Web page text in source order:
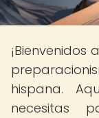
¡Bienvenidos
hispana.
necesitas